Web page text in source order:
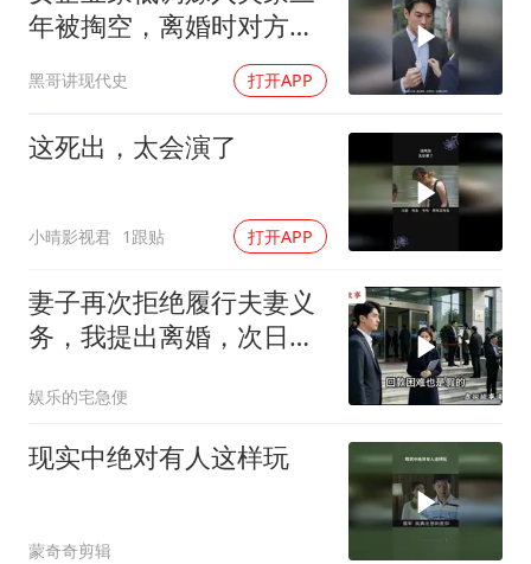
年被掏空，离婚时对方才
黑哥讲现代史 打开APP
这死出，太会演了
小晴影视君 1跟贴 打开APP
妻子再次拒绝履行夫妻义
务，我提出离婚，次日前
娱乐的宅急便
现实中绝对有人这样玩
蒙奇奇剪辑